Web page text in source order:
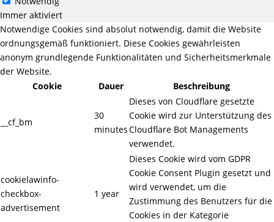
Immer aktiviert
Notwendige Cookies sind absolut notwendig, damit die Website
ordnungsgemäß funktioniert. Diese Cookies gewährleisten
anonym grundlegende Funktionalitäten und Sicherheitsmerkmale
der Website.
Cookie
Dauer Beschreibung
__cf_bm
30
minutes
Dieses von Cloudflare gesetzte
Cookie wird zur Unterstützung des
Cloudflare Bot Managements
verwendet.
cookielawinfo-
checkbox-
advertisement
1 year
Dieses Cookie wird vom GDPR
Cookie Consent Plugin gesetzt und
wird verwendet, um die
Zustimmung des Benutzers für die
Cookies in der Kategorie